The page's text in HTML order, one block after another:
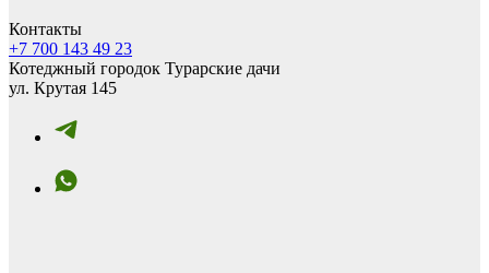
Контакты
+7 700 143 49 23
Котеджный городок Турарские дачи
ул. Крутая 145